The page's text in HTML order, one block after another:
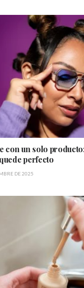
con un solo
perfecto
DE 2025